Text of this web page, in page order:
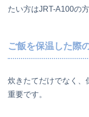
たい方はJRT-A100の
ご飯を保温した際
炊きたてだけでなく、
重要です。